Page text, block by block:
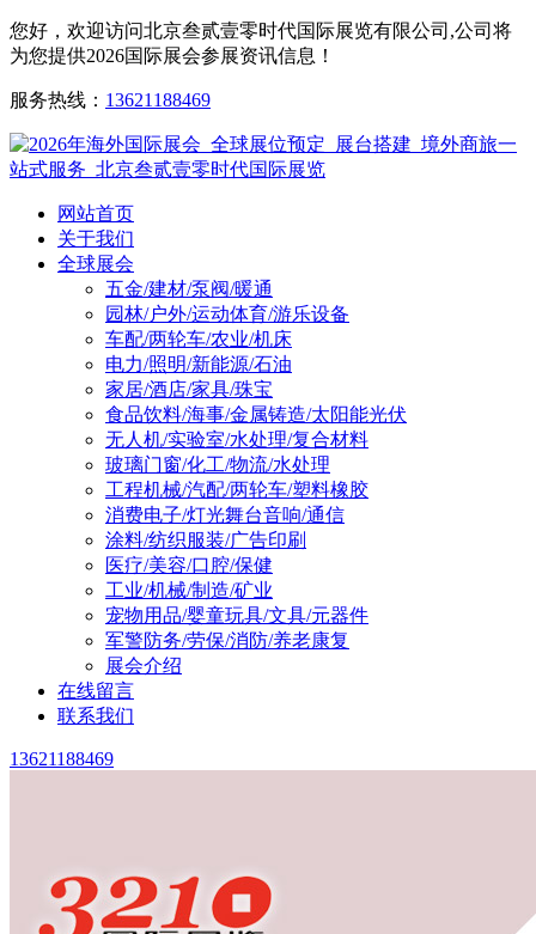
您好，欢迎访问北京叁贰壹零时代国际展览有限公司,公司将
为您提供2026国际展会参展资讯信息！
服务热线： 13621188469
网站首页
关于我们
全球展会
五金/建材/泵阀/暖通
园林/户外/运动体育/游乐设备
车配/两轮车/农业/机床
电力/照明/新能源/石油
家居/酒店/家具/珠宝
食品饮料/海事/金属铸造/太阳能光伏
无人机/实验室/水处理/复合材料
玻璃门窗/化工/物流/水处理
工程机械/汽配/两轮车/塑料橡胶
消费电子/灯光舞台音响/通信
涂料/纺织服装/广告印刷
医疗/美容/口腔/保健
工业/机械/制造/矿业
宠物用品/婴童玩具/文具/元器件
军警防务/劳保/消防/养老康复
展会介绍
在线留言
联系我们
13621188469